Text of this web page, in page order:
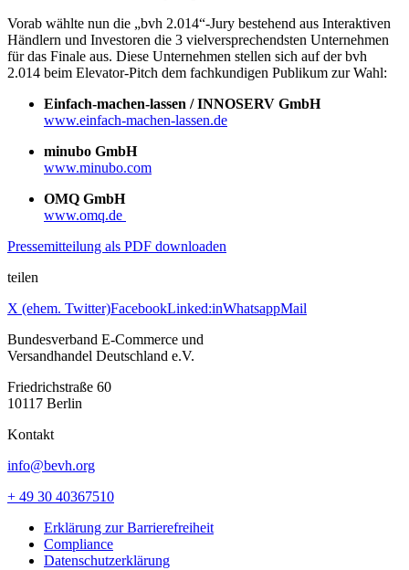
Vorab wählte nun die „bvh 2.014“-Jury bestehend aus Interaktiven
Händlern und Investoren die 3 vielversprechendsten Unternehmen
für das Finale aus. Diese Unternehmen stellen sich auf der bvh
2.014 beim Elevator-Pitch dem fachkundigen Publikum zur Wahl:
Einfach-machen-lassen / INNOSERV GmbH
www.einfach-machen-lassen.de
minubo GmbH
www.minubo.com
OMQ GmbH
www.omq.de
Pressemitteilung als PDF downloaden
teilen
X (ehem. Twitter)FacebookLinked:inWhatsappMail
Bundesverband E-Commerce und
Versandhandel Deutschland e.V.
Friedrichstraße 60
10117 Berlin
Kontakt
info@bevh.org
+ 49 30 40367510
Erklärung zur Barrierefreiheit
Compliance
Datenschutzerklärung